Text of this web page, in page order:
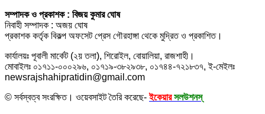
সম্পাদক ও প্রকাশক : বিজয় কুমার ঘোষ
নিবাহী সম্পাদক : অজয় ঘোষ
প্রকাশক কর্তৃক বিকল্প অফসেট প্রেস গৌরহাঙ্গা থেকে মুদ্রিত ও প্রকাশিত।
কার্যালয়ঃ পূবালী মার্কেট (২য় তলা), শিরোইল, বোয়ালিয়া, রাজশাহী।
মোবাইলঃ ০১৭১১-০০০২৯৬, ০১৭১৯-৩৮২৯৩৮, ০১৭৪৪-৭২১৮৩৭, ই-মেইলঃ
newsrajshahipratidin@gmail.com
© সর্বস্বত্ব সংরক্ষিত। ওয়েবসাইট তৈরি করেছে-ইকেয়ার সলউশনস্